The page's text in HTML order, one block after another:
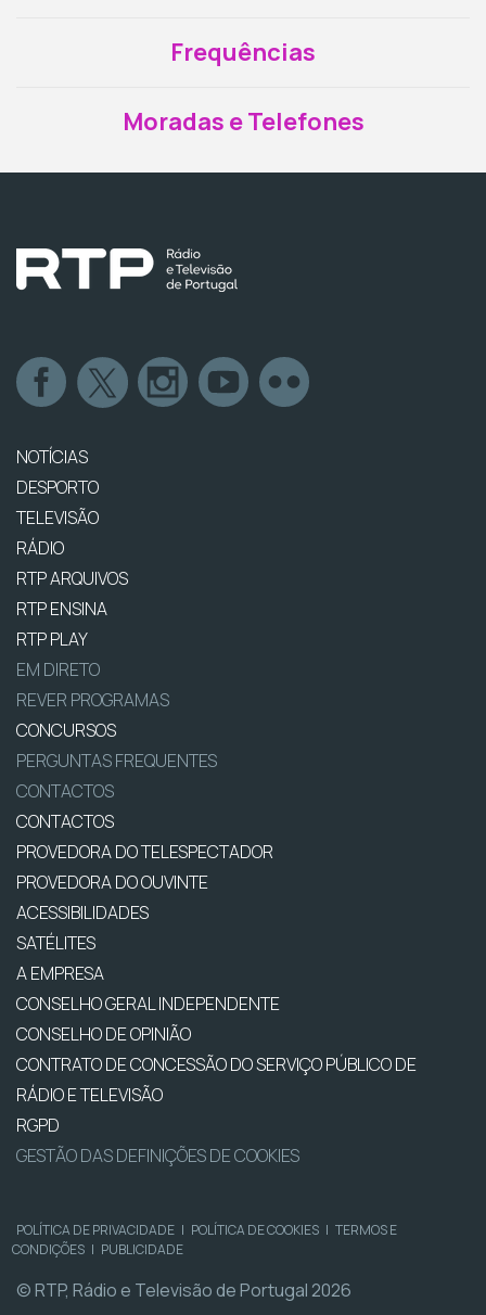
Frequências
Moradas e Telefones
NOTÍCIAS
DESPORTO
TELEVISÃO
RÁDIO
RTP ARQUIVOS
RTP ENSINA
RTP PLAY
EM DIRETO
REVER PROGRAMAS
CONCURSOS
PERGUNTAS FREQUENTES
CONTACTOS
CONTACTOS
PROVEDORA DO TELESPECTADOR
PROVEDORA DO OUVINTE
ACESSIBILIDADES
SATÉLITES
A EMPRESA
CONSELHO GERAL INDEPENDENTE
CONSELHO DE OPINIÃO
CONTRATO DE CONCESSÃO DO SERVIÇO PÚBLICO DE
RÁDIO E TELEVISÃO
RGPD
GESTÃO DAS DEFINIÇÕES DE COOKIES
POLÍTICA DE PRIVACIDADE | POLÍTICA DE COOKIES | TERMOS E
CONDIÇÕES | PUBLICIDADE
© RTP, Rádio e Televisão de Portugal 2026